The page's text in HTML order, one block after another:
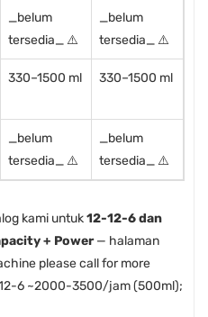
_belum
tersedia_ ⚠️
_belum
tersedia_ ⚠️
330–1500 ml 330–1500 ml
_belum
tersedia_ ⚠️
_belum
tersedia_ ⚠️
kami untuk12-12-6 dan
+ Power— halaman
please call for more
6 ~2000-3500/jam (500ml);